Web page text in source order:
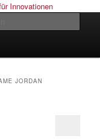
Schweizer
JORDAN